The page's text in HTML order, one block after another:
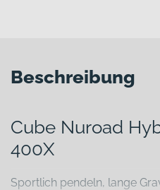
Beschreibung
Cube Nuroad
400X
Sportlich pendeln, lange